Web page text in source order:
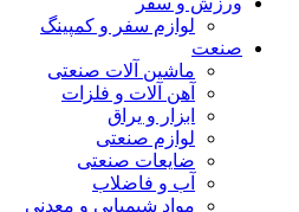
لوازم سفر و کمپینگ
صنعت
ماشین آلات صنعتی
آهن آلات و فلزات
ابزار و یراق
لوازم صنعتی
ضایعات صنعتی
آب و فاضلاب
مواد شیمیایی و معدنی